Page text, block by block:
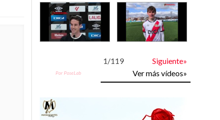
1/119 Siguiente»
Por PoseLab Ver más vídeos»